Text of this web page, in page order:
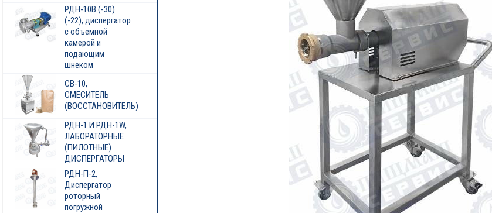
РДН-10В (-30)
(-22), диспергатор
с объемной
камерой и
подающим
шнеком
СВ-10,
СМЕСИТЕЛЬ
(ВОССТАНОВИТЕЛЬ)
РДН-1 И РДН-1W,
ЛАБОРАТОРНЫЕ
(ПИЛОТНЫЕ)
ДИСПЕРГАТОРЫ
РДН-П-2,
Диспергатор
роторный
погружной